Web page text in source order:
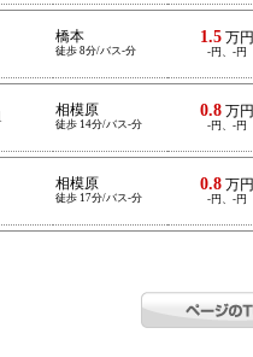
橋本
徒歩 8分/バス-分
1.5 万円
-円、-円
相模原
徒歩 14分/バス-分
0.8 万円
-円、-円
相模原
徒歩 17分/バス-分
0.8 万円
-円、-円